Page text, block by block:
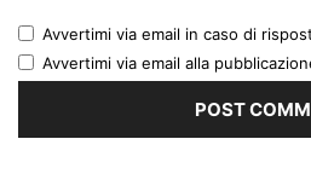
Avvertimi via email in caso di
Avvertimi via email alla